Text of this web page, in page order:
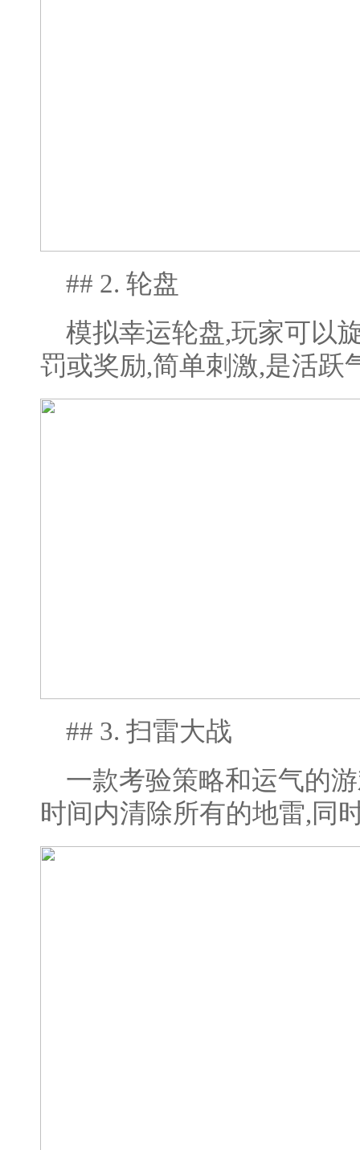
## 2. 轮盘
模拟幸运轮盘,玩家可以
罚或奖励,简单刺激,是活跃
## 3. 扫雷大战
一款考验策略和运气的
时间内清除所有的地雷,同